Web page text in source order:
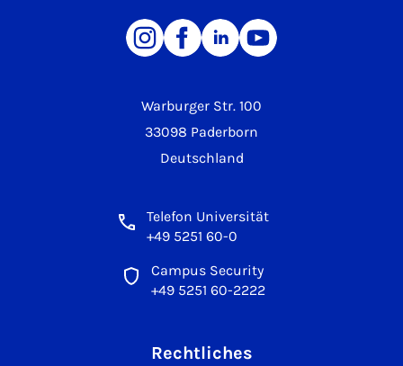
Warburger Str. 100
33098 Paderborn
Deutschland
Telefon Universität
+49 5251 60-0
Campus Security
+49 5251 60-2222
Rechtliches